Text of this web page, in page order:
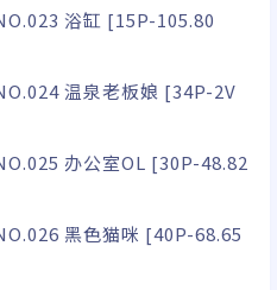
浴缸 [15P-105.80
温泉老板娘 [34P-2V
办公室OL [30P-48.82
黑色猫咪 [40P-68.65